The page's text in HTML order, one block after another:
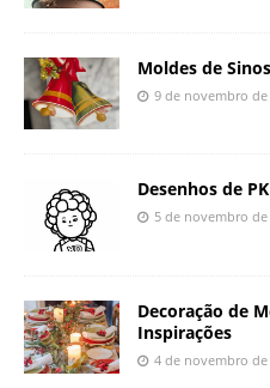
Moldes de
9 de novembro de
Desenhos de
5 de novembro de
Decoração de
Inspirações
4 de novembro de